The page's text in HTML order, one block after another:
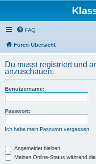
FAQ
Foren-Übersicht
Du musst registriert und
anzuschauen.
Benutzername:
Passwort:
Ich habe mein Passwort vergessen
Angemeldet bleiben
Meinen Online-Status während